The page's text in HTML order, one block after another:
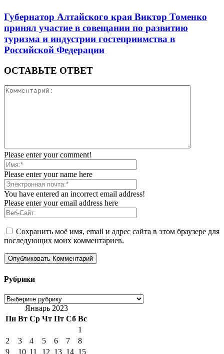
Губернатор Алтайского края Виктор Томенко
принял участие в совещании по развитию
туризма и индустрии гостеприимства в
Российской Федерации
ОСТАВЬТЕ ОТВЕТ
Please enter your comment!
Please enter your name here
You have entered an incorrect email address!
Please enter your email address here
Сохранить моё имя, email и адрес сайта в этом браузере для
последующих моих комментариев.
Рубрики
Рубрики
Январь 2023
Пн Вт Ср Чт Пт Сб Вс
1
2
3 4 5 6 7
8
9
10 11 12 13 14 15